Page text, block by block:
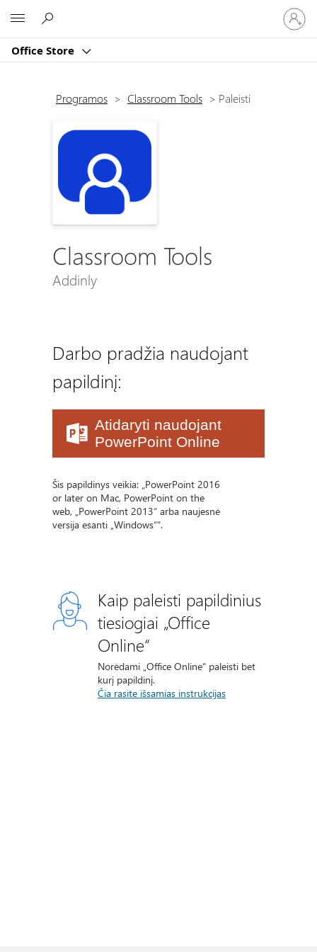
Office Store
prie
Programos > Classroom Tools > Paleisti
Classroom Tools
Addinly
Darbo pradžia naudojant
papildinį:
Atidaryti naudojant
PowerPoint Online
Šis papildinys veikia: „PowerPoint 2016
or later on Mac, PowerPoint on the
web, „PowerPoint 2013“ arba naujesnė
versija esanti „Windows““.
Kaip paleisti papildinius
tiesiogiai „Office
Online“
Norėdami „Office Online“ paleisti bet
kurį papildinį.
Čia rasite išsamias instrukcijas